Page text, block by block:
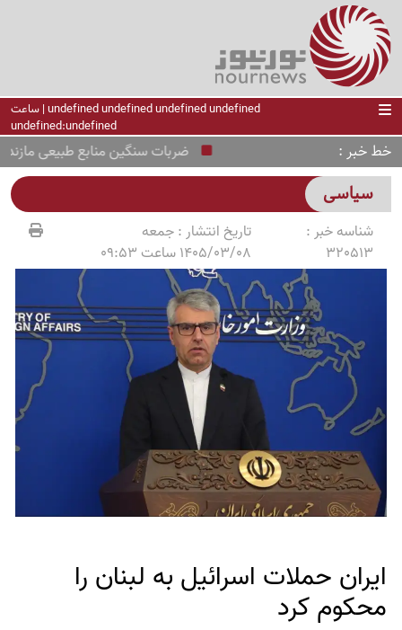
undefined undefined undefined undefined | ساعت
undefined:undefined
خط خبر ضربات سنگین منابع طبیعی
سیاسی
شناسه خبر :
320513
تاریخ انتشار :جمعه
1405/03/08 ساعت 09:53
ایران حملات اسرائیل به لبنان را
محکوم کرد